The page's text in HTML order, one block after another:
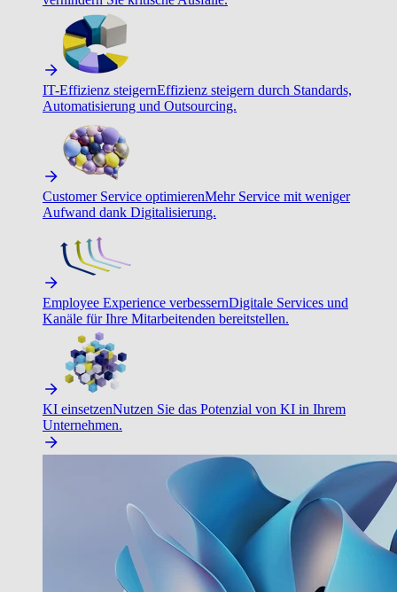
IT-Effizienz steigernEffizienz steigern durch Standards,
Automatisierung und Outsourcing.
Customer Service optimierenMehr Service mit weniger
Aufwand dank Digitalisierung.
Employee Experience verbessernDigitale Services und
Kanäle für Ihre Mitarbeitenden bereitstellen.
KI einsetzenNutzen Sie das Potenzial von KI in Ihrem
Unternehmen.